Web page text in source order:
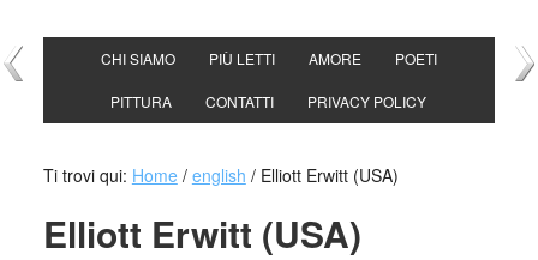
CHI SIAMO PIÙ LETTI AMORE POETI
PITTURA CONTATTI PRIVACY POLICY
Ti trovi qui: Home / english /Elliott Erwitt (USA)
Elliott Erwitt (USA)